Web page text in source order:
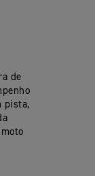
de
pista,